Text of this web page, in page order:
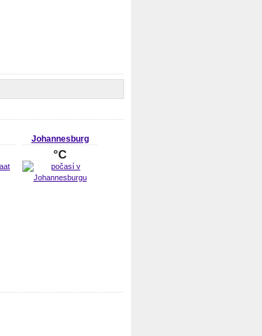
Johannesburg
°C